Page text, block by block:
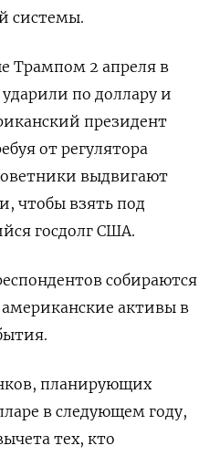
системы.
Трампом 2 апреля в
по доллару и
президент
от регулятора
выдвигают
чтобы взять под
госдолг США.
собираются
активы в
планирующих
в следующем году,
тех, кто